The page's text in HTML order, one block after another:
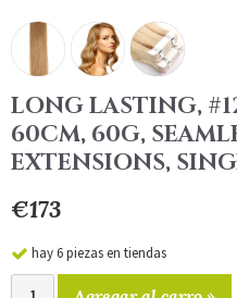
LONG LASTING,
60CM, 60G,
EXTENSIONS,
€173
hay 6 piezas en tiendas